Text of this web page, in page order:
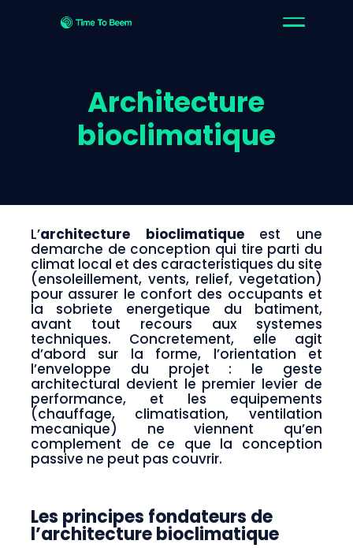
Architecture
bioclimatique
L’architecture bioclimatiqueest une
demarche de conception qui tire parti du
climat local et des caracteristiques du site
(ensoleillement, vents, relief, vegetation)
pour assurer le confort des occupants et
la sobriete energetique du batiment,
avant tout recours aux systemes
techniques. Concretement, elle agit
d’abord sur la forme, l’orientation et
l’enveloppe du projet : le geste
architectural devient le premier levier de
performance, et les equipements
(chauffage, climatisation, ventilation
mecanique) ne viennent qu’en
complement de ce que la conception
passive ne peut pas couvrir.
Les principes fondateurs de
l’architecture bioclimatique